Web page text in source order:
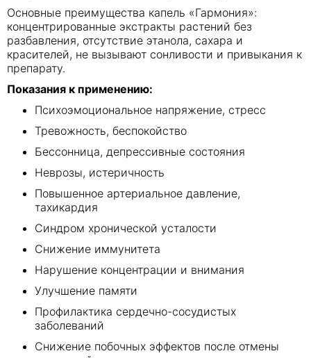
Основные преимущества капель «Гармония»:
концентрированные экстракты растений без
разбавления, отсутствие этанола, сахара и
красителей, не вызывают сонливости и привыкания к
препарату.
Показания к применению:
Психоэмоциональное напряжение, стресс
Тревожность, беспокойство
Бессонница, депрессивные состояния
Неврозы, истеричность
Повышенное артериальное давление,
тахикардия
Синдром хронической усталости
Снижение иммунитета
Нарушение концентрации и внимания
Улучшение памяти
Профилактика сердечно-сосудистых
заболеваний
Снижение побочных эффектов после отмены